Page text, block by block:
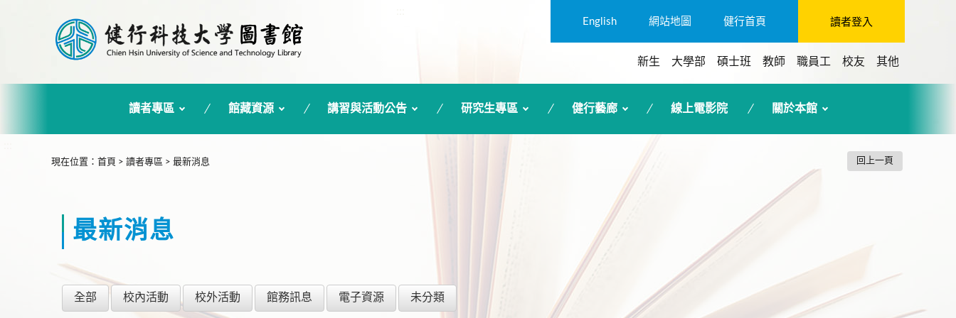
English 網站地圖 健行首頁 讀者登入
新生 大學部 碩士班 教師 職員工 校友 其他
讀者專區 館藏資源 講習與活動公告 研究生專區 健行藝廊 線上電影院 關於本館
現在位置 ： 首頁 > 讀者專區 > 最新消息 回上一頁
最新消息
全部 校內活動 校外活動 館務訊息 電子資源 未分類